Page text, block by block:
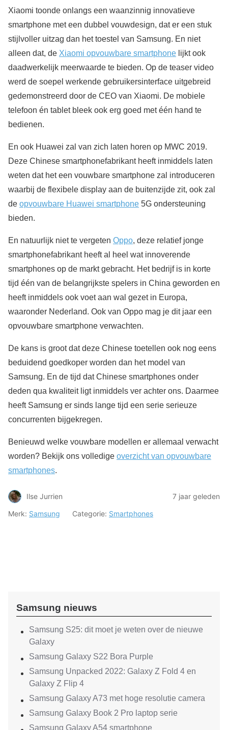
Xiaomi toonde onlangs een waanzinnig innovatieve
smartphone met een dubbel vouwdesign, dat er een stuk
stijlvoller uitzag dan het toestel van Samsung. En niet
alleen dat, de Xiaomi opvouwbare smartphone lijkt ook
daadwerkelijk meerwaarde te bieden. Op de teaser video
werd de soepel werkende gebruikersinterface uitgebreid
gedemonstreerd door de CEO van Xiaomi. De mobiele
telefoon én tablet bleek ook erg goed met één hand te
bedienen.
En ook Huawei zal van zich laten horen op MWC 2019.
Deze Chinese smartphonefabrikant heeft inmiddels laten
weten dat het een vouwbare smartphone zal introduceren
waarbij de flexibele display aan de buitenzijde zit, ook zal
de opvouwbare Huawei smartphone 5G ondersteuning
bieden.
En natuurlijk niet te vergeten Oppo, deze relatief jonge
smartphonefabrikant heeft al heel wat innoverende
smartphones op de markt gebracht. Het bedrijf is in korte
tijd één van de belangrijkste spelers in China geworden en
heeft inmiddels ook voet aan wal gezet in Europa,
waaronder Nederland. Ook van Oppo mag je dit jaar een
opvouwbare smartphone verwachten.
De kans is groot dat deze Chinese toetellen ook nog eens
beduidend goedkoper worden dan het model van
Samsung. En de tijd dat Chinese smartphones onder
deden qua kwaliteit ligt inmiddels ver achter ons. Daarmee
heeft Samsung er sinds lange tijd een serie serieuze
concurrenten bijgekregen.
Benieuwd welke vouwbare modellen er allemaal verwacht
worden? Bekijk ons volledige overzicht van opvouwbare
smartphones.
Ilse Jurrien
7 jaar geleden
Merk: Samsung Categorie: Smartphones
Samsung nieuws
Samsung S25: dit moet je weten over de nieuwe
Galaxy
Samsung Galaxy S22 Bora Purple
Samsung Unpacked 2022: Galaxy Z Fold 4 en
Galaxy Z Flip 4
Samsung Galaxy A73 met hoge resolutie camera
Samsung Galaxy Book 2 Pro laptop serie
Samsung Galaxy A54 smartphone